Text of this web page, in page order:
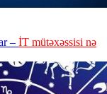
– İT mütəxəssisi nə